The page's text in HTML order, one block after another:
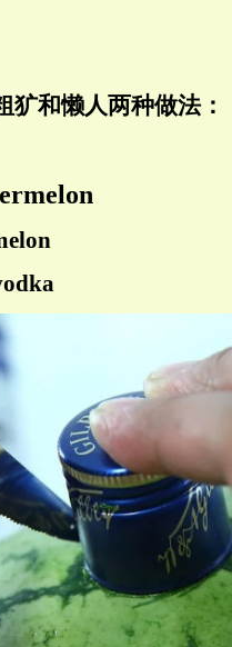
犷和懒人两种做法：